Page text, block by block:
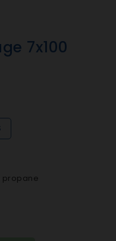
7x100
propane